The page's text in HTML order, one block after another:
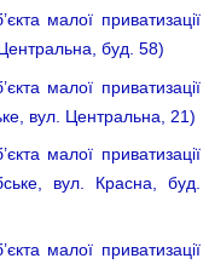
малої приватизації
буд. 58)
малої приватизації
вул. Центральна, 21)
малої приватизації
вул. Красна, буд.
малої приватизації